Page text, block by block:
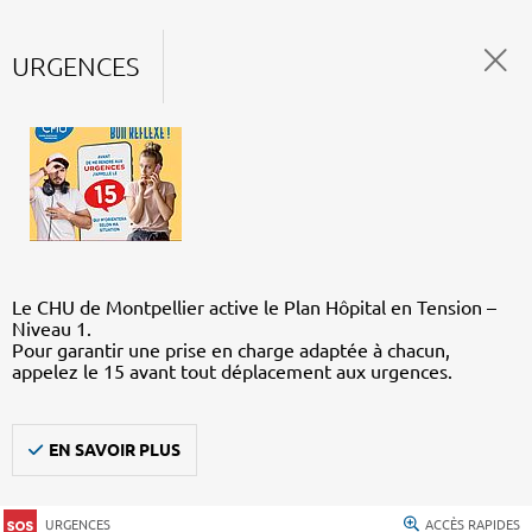
URGENCES
Le CHU de Montpellier active le Plan Hôpital en Tension –
Niveau 1.
Pour garantir une prise en charge adaptée à chacun,
appelez le 15 avant tout déplacement aux urgences.
EN SAVOIR PLUS
URGENCES ACCÈS RAPIDES